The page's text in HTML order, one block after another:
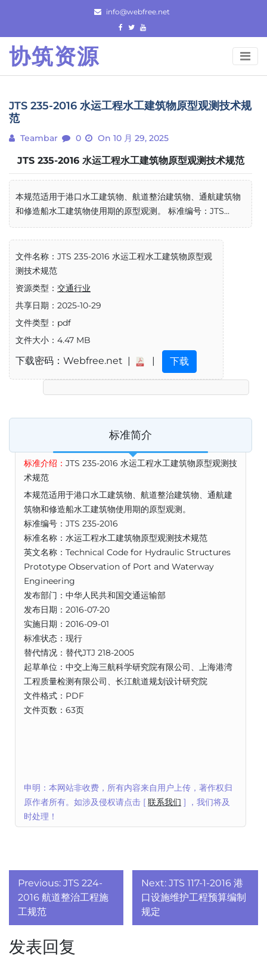
content
info@webfree.net
协筑资源
JTS 235-2016 水运工程水工建筑物原型观测技术规
范
Teambar 0 On 10 月 29, 2025
JTS 235-2016 水运工程水工建筑物原型观测技术规范
本规范适用于港口水工建筑物、航道整治建筑物、通航建筑物
和修造船水工建筑物使用期的原型观测。 标准编号：JTS...
文件名称：JTS 235-2016 水运工程水工建筑物原型观
测技术规范
资源类型： 交通行业
共享日期：2025-10-29
文件类型：pdf
文件大小：4.47 MB
下载密码：Webfree.net | | 下载
标准简介
标准介绍： JTS 235-2016 水运工程水工建筑物原型观测技
术规范
本规范适用于港口水工建筑物、航道整治建筑物、通航建
筑物和修造船水工建筑物使用期的原型观测。
标准编号：JTS 235-2016
标准名称：水运工程水工建筑物原型观测技术规范
英文名称：Technical Code for Hydraulic Structures
Prototype Observation of Port and Waterway
Engineering
发布部门：中华人民共和国交通运输部
发布日期：2016-07-20
实施日期：2016-09-01
标准状态：现行
替代情况：替代JTJ 218-2005
起草单位：中交上海三航科学研究院有限公司、上海港湾
工程质量检测有限公司、长江航道规划设计研究院
文件格式：PDF
文件页数：63页
申明：本网站非收费，所有内容来自用户上传，著作权归
原作者所有。如涉及侵权请点击 [ 联系我们 ] ，我们将及
时处理！
文
章
导
航
Previous: JTS 224-
2016 航道整治工程施
工规范
Next: JTS 117-1-2016 港
口设施维护工程预算编制
规定
发表回复